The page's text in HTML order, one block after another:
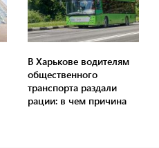
В Харькове водителям
общественного
транспорта раздали
рации: в чем причина